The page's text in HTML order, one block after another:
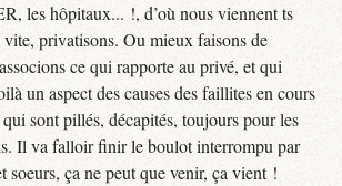
les hôpitaux... !, d’où nous viennent ts
privatisons. Ou mieux faisons de
ce qui rapporte au privé, et qui
un aspect des causes des faillites en cours
qui sont pillés, décapités, toujours pour les
Il va falloir finir le boulot interrompu par
soeurs, ça ne peut que venir, ça vient !